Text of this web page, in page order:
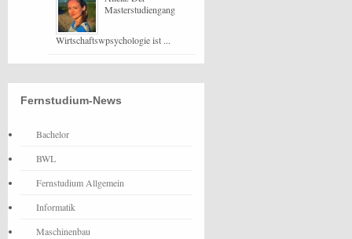
Masterstudiengang
Wirtschaftswpsychologie ist ...
Fernstudium-News
Bachelor
BWL
Fernstudium Allgemein
Informatik
Maschinenbau